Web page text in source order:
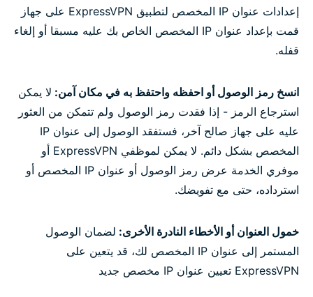
إعدادات عنوان IP المخصص لتطبيق ExpressVPN على جهاز
قمت بإعداد عنوان IP المخصص الخاص بك عليه مسبقا أو إلغاء
قفله.
انسخ رمز الوصول أو احفظه واحتفظ به في مكان آمن: لا يمكن
استرجاع الرمز - إذا فقدت رمز الوصول ولم تتمكن من العثور
عليه على جهاز صالح آخر، فستفقد الوصول إلى عنوان IP
المخصص بشكل دائم. لا يمكن لموظفي ExpressVPN أو
موفري الخدمة عرض رمز الوصول أو عنوان IP المخصص أو
استرداده، حتى مع تفويضك.
خمول العنوان أو الأخطاء النادرة الأخرى: لضمان الوصول
المستمر إلى عنوان IP المخصص لك، قد يتعين على
ExpressVPN تعيين عنوان IP مخصص جديد